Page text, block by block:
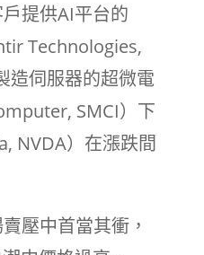
提供AI平台的
Technologies,
造伺服器的超微電
SMCI）下
NVDA）在漲跌間
壓中首當其衝，